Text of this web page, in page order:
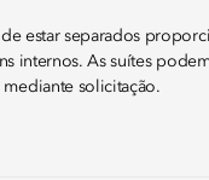
estar separados
internos. As suítes
solicitação.